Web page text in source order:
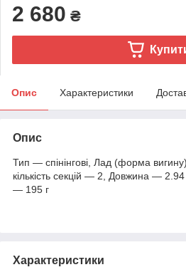
2 680 ₴
Опис Характеристики
Опис
Тип — спінінгові, Лад (форма
кількість секцій — 2, Довжина —
— 195 г
Характеристики